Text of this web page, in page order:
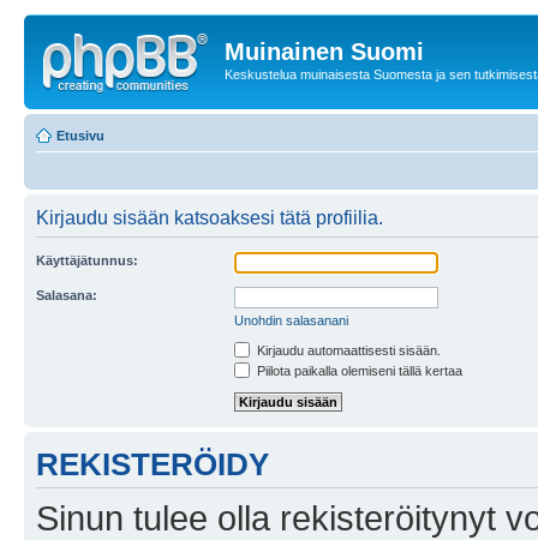
Muinainen Suomi
Keskustelua muinaisesta Suomesta ja sen
Etusivu
Kirjaudu sisään katsoaksesi tätä profiilia.
Käyttäjätunnus:
Salasana:
Unohdin salasanani
Kirjaudu automaattisesti sisään.
Piilota paikalla olemiseni tällä kertaa
REKISTERÖIDY
Sinun tulee olla rekisteröitynyt